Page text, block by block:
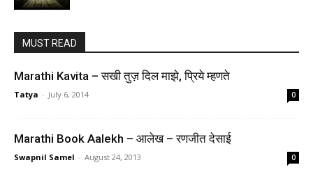
MUST READ
Marathi Kavita – सखी तुज़ दिल माझे, प्रिये म्हणते
Tatya - July 6, 2014 0
Marathi Book Aalekh – आलेख – रणजीत देसाई
Swapnil Samel - August 24, 2013 0